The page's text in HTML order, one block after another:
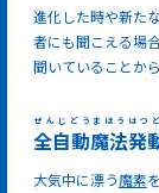
進化した時や新た
者にも聞こえる場
聞いていることか
全自動魔法発
ぜんじどうまほうはつ
大気中に漂う魔素